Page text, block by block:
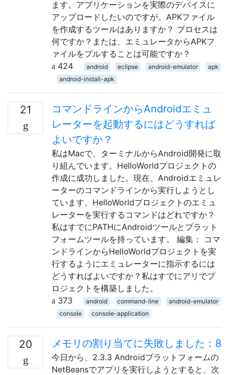
ます。アプリケーションを実際のデバイスに
アップロードしたいのですが。APKファイル
を作成するツールはありますか？ プロセスは
何ですか？または、エミュレータからAPKフ
ァイルをプルすることは可能ですか？
424
android eclipse android-emulator
apk
android-install-apk
21
コマンドラインからAndroidエミュ
レーターを起動するにはどうすれば
よいですか？
私はMacで、ターミナルからAndroid開発に取
り組んでいます。HelloWorldプロジェクトの
作成に成功しました。現在、Androidエミュレ
ーターのコマンドラインから実行しようとし
ています。HelloWorldプロジェクトのエミュ
レーターを実行するコマンドはどれですか？
私はすでにPATHにAndroidツールとプラット
フォームツールを持っています。 編集： コマ
ンドラインからHelloWorldプロジェクトを実
行するようにエミュレーターに指示するには
どうすればよいですか？私はすでにアリでプ
ロジェクトを構築しました。
373
android command-line
android-emulator
console
console-application
20 メモリの割り当てに失敗しました：8
今日から、2.3.3 Androidプラットフォームの
NetBeansでアプリを実行しようとすると、次